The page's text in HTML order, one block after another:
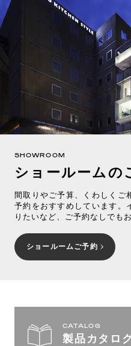
SHOWROOM
ショールームの
間取りやご予算、くわしくご
予約をおすすめしています。
りたいなど、ご予約なしでも
ショールームご予約
CATALOG
製品カタロ